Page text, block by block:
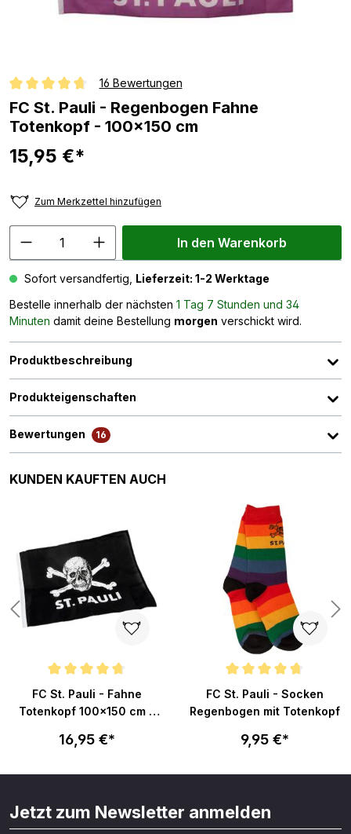
Durchschnittliche Bewertung von 4.8 von 5 Sternen
16 Bewertungen
FC St. Pauli - Regenbogen Fahne
Totenkopf - 100x150 cm
15,95 €*
Zum Merkzettel hinzufügen
In den Warenkorb
Sofort versandfertig, Lieferzeit: 1-2 Werktage
Bestelle innerhalb der nächsten 1 Tag 7 Stunden und 34
Minuten damit deine Bestellung morgen verschickt wird.
Produktbeschreibung
Produkteigenschaften
Bewertungen 16
Produktgalerie überspringen
KUNDEN KAUFTEN AUCH
Durchschnittliche Bewertung von 4.8 von 5 Sternen
FC St. Pauli - Fahne
Totenkopf 100x150 cm -
16,95 €*
Durchschnittliche Bewertung
FC St. Pauli - Socken
Regenbogen mit Totenkopf
9,95 €*
Jetzt zum Newsletter anmelden